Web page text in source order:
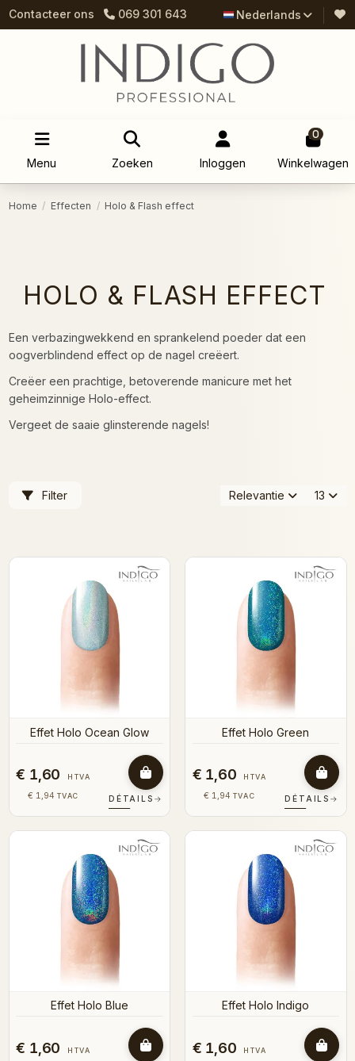
Contacteer ons 069 301 643 Nederlands
Menu Zoeken Inloggen
0
Winkelwagen
Home Effecten Holo & Flash effect
HOLO & FLASH EFFECT
Een verbazingwekkend en sprankelend poeder dat een
oogverblindend effect op de nagel creëert.
Creëer een prachtige, betoverende manicure met het
geheimzinnige Holo-effect.
Vergeet de saaie glinsterende nagels!
Filter Relevantie 13
Effet Holo Ocean Glow
€ 1,60 HTVA
€ 1,94 TVAC DÉTAILS →
Effet Holo Green
€ 1,60 HTVA
€ 1,94 TVAC DÉTAILS →
Effet Holo Blue
€ 1,60 HTVA
Effet Holo Indigo
€ 1,60 HTVA